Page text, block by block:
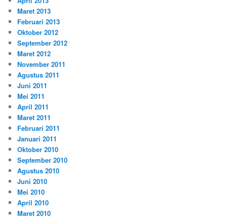
Maret 2013
Februari 2013
Oktober 2012
September 2012
Maret 2012
November 2011
Agustus 2011
Juni 2011
Mei 2011
April 2011
Maret 2011
Februari 2011
Januari 2011
Oktober 2010
September 2010
Agustus 2010
Juni 2010
Mei 2010
April 2010
Maret 2010